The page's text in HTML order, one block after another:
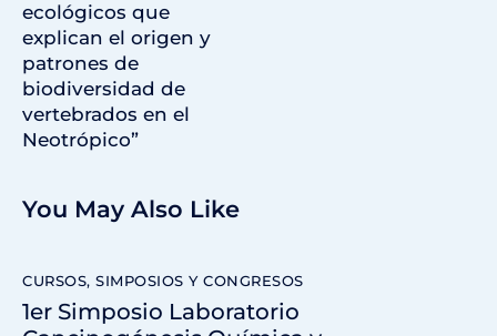
ecológicos que
explican el origen y
patrones de
biodiversidad de
vertebrados en el
Neotrópico”
You May Also Like
CURSOS, SIMPOSIOS Y CONGRESOS
1er Simposio Laboratorio